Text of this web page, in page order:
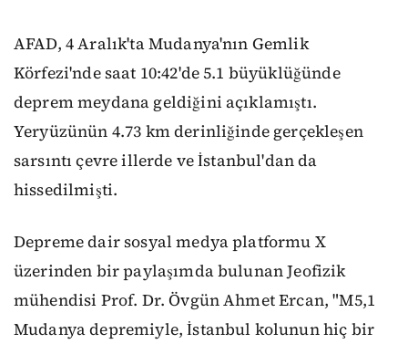
AFAD, 4 Aralık'ta Mudanya'nın Gemlik
Körfezi'nde saat 10:42'de 5.1 büyüklüğünde
deprem meydana geldiğini açıklamıştı.
Yeryüzünün 4.73 km derinliğinde gerçekleşen
sarsıntı çevre illerde ve İstanbul'dan da
hissedilmişti.
Depreme dair sosyal medya platformu X
üzerinden bir paylaşımda bulunan Jeofizik
mühendisi Prof. Dr. Övgün Ahmet Ercan, "M5,1
Mudanya depremiyle, İstanbul kolunun hiç bir